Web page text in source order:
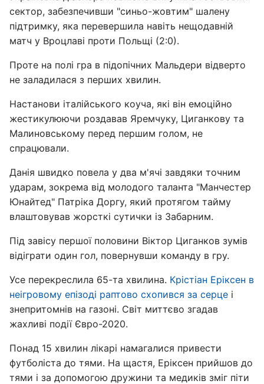
сектор, забезпечивши "синьо-жовтим" шалену
підтримку, яка перевершила навіть нещодавній
матч у Вроцлаві проти Польщі (2:0).
Проте на полі гра в підопічних Мальдери відверто
не заладилася з перших хвилин.
Настанови італійського коуча, які він емоційно
жестикулюючи роздавав Яремчуку, Циганкову та
Малиновському перед першим голом, не
спрацювали.
Данія швидко повела у два м'ячі завдяки точним
ударам, зокрема від молодого таланта "Манчестер
Юнайтед" Патріка Доргу, який протягом тайму
влаштовував жорсткі сутички із Забарним.
Під завісу першої половини Віктор Циганков зумів
відіграти один гол, повернувши команду в гру.
Усе перекреслила 65-та хвилина. Крістіан Еріксен в
неігровому епізоді раптово схопився за серце і
знепритомнів на газоні. Світ миттєво згадав
жахливі події Євро-2020.
Понад 15 хвилин лікарі намагалися привести
футболіста до тями. На щастя, Еріксен прийшов до
тями і за допомогою дружини та медиків зміг піти